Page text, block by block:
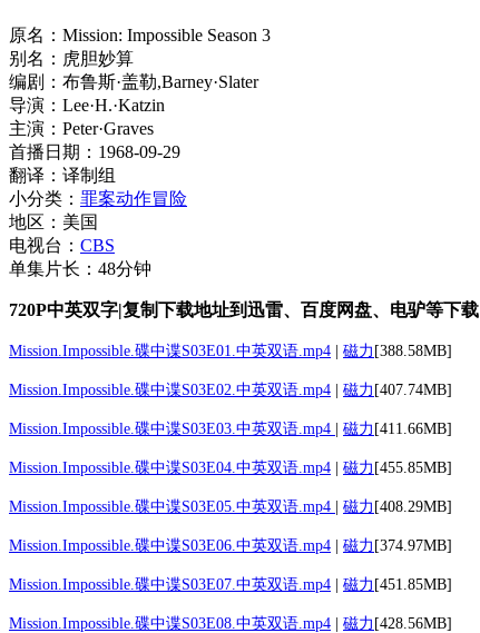
原名：Mission: Impossible Season 3
别名：虎胆妙算
编剧：布鲁斯·盖勒,Barney·Slater
导演：Lee·H.·Katzin
主演：Peter·Graves
首播日期：1968-09-29
翻译：译制组
小分类： 罪案动作冒险
地区：美国
电视台： CBS
单集片长：48分钟
720P中英双字|复制下载地址到迅雷、百度网盘、电驴等下载
Mission.Impossible.碟中谍S03E01.中英双语.mp4 磁力 [388.58MB]
Mission.Impossible.碟中谍S03E02.中英双语.mp4 磁力 [407.74MB]
Mission.Impossible.碟中谍S03E03.中英双语.mp4 磁力 [411.66MB]
Mission.Impossible.碟中谍S03E04.中英双语.mp4 磁力 [455.85MB]
Mission.Impossible.碟中谍S03E05.中英双语.mp4 磁力 [408.29MB]
Mission.Impossible.碟中谍S03E06.中英双语.mp4 磁力 [374.97MB]
Mission.Impossible.碟中谍S03E07.中英双语.mp4 磁力 [451.85MB]
Mission.Impossible.碟中谍S03E08.中英双语.mp4 磁力 [428.56MB]